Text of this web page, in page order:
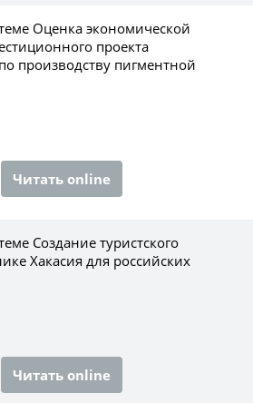
Оценка экономической
проекта
производству пигментной
Читать online
Создание туристского
Хакасия для российских
Читать online